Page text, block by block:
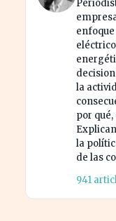
la
por
la
de las
941